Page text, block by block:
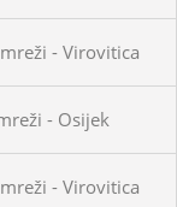
- Virovitica
- Osijek
- Virovitica